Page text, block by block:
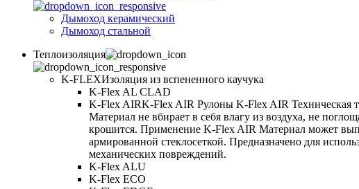
Дымоход керамический
Дымоход стальной
Теплоизоляция
K-FLEXИзоляция из вспененного каучука
K-Flex AL CLAD
K-Flex AIRK-Flex AIR Рулоны K-Flex AIR Техническая
Материал не вбирает в себя влагу из воздуха, не
крошится. Применение K-Flex AIR Материал может
армированной стеклосеткой. Предназначено для
механических повреждений.
K-Flex ALU
K-Flex ECO